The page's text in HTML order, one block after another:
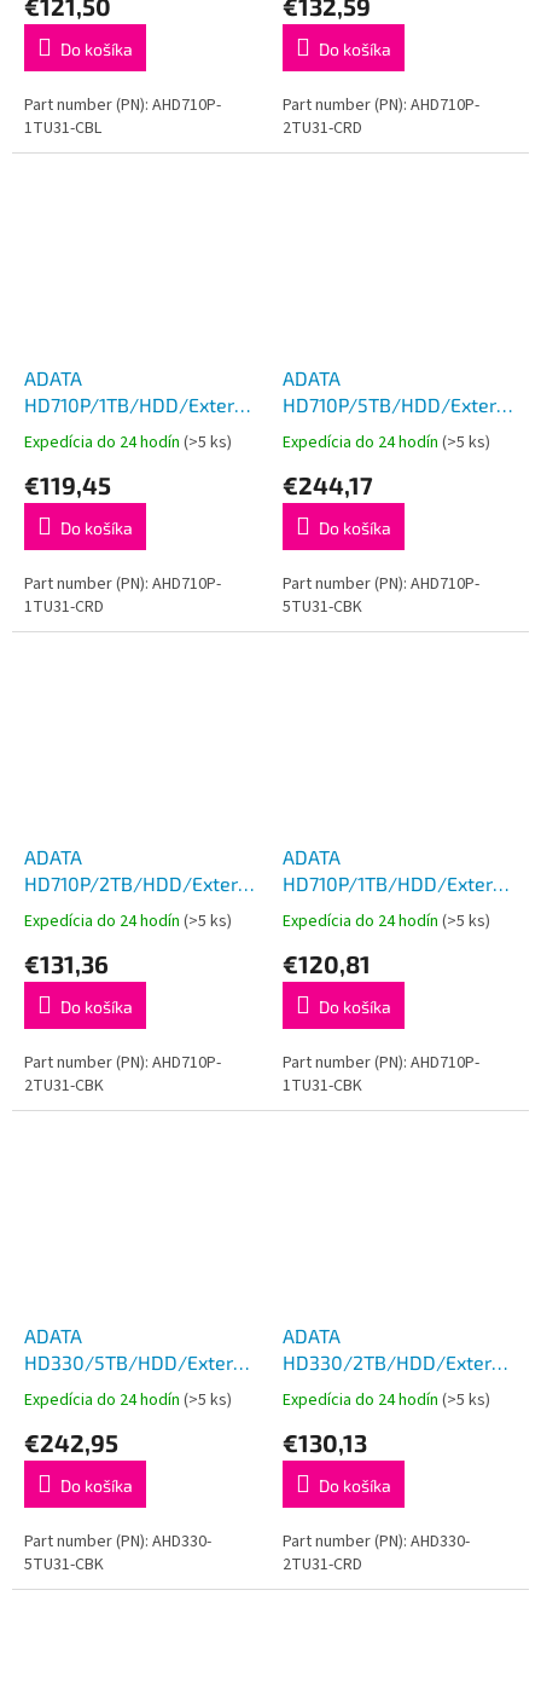
€121,50
Do košíka
Part number (PN): AHD710P-
1TU31-CBL
€132,59
Do košíka
Part number (PN): AHD710P-
2TU31-CRD
ADATA
HD710P/1TB/HDD/Externý/2.5''/
Červená/3R
Expedícia do 24 hodín (>5 ks)
€119,45
Do košíka
Part number (PN): AHD710P-
1TU31-CRD
ADATA
HD710P/5TB/HDD/Externý/
Čierna/3R
Expedícia do 24 hodín (>5 ks)
€244,17
Do košíka
Part number (PN): AHD710P-
5TU31-CBK
ADATA
HD710P/2TB/HDD/Externý/2.5''/
Čierna/3R
Expedícia do 24 hodín (>5 ks)
€131,36
Do košíka
Part number (PN): AHD710P-
2TU31-CBK
ADATA
HD710P/1TB/HDD/Externý/
Čierna/3R
Expedícia do 24 hodín (>5 ks)
€120,81
Do košíka
Part number (PN): AHD710P-
1TU31-CBK
ADATA
HD330/5TB/HDD/Externý/2.5''/
Čierna/3R
Expedícia do 24 hodín (>5 ks)
€242,95
Do košíka
Part number (PN): AHD330-
5TU31-CBK
ADATA
HD330/2TB/HDD/Externý/
Červená/3R
Expedícia do 24 hodín (>5 ks)
€130,13
Do košíka
Part number (PN): AHD330-
2TU31-CRD